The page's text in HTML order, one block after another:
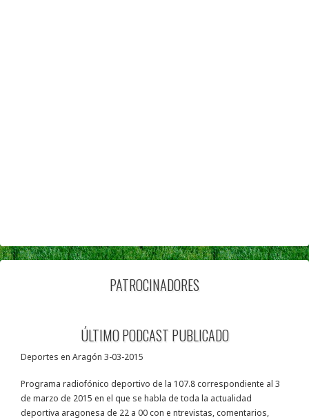
PATROCINADORES
ÚLTIMO PODCAST PUBLICADO
Deportes en Aragón 3-03-2015
Programa radiofónico deportivo de la 107.8 correspondiente al 3
de marzo de 2015 en el que se habla de toda la actualidad
deportiva aragonesa de 22 a 00 con e ntrevistas, comentarios,